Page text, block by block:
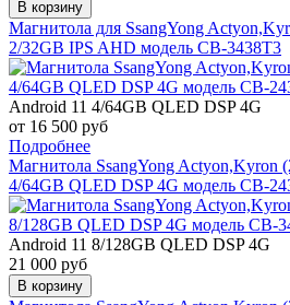
В корзину
Магнитола для SsangYong
2/32GB IPS AHD модель CB-3438T3
Android 11 4/64GB QLED DSP 4G
от 16 500 руб
Подробнее
Магнитола SsangYong Actyon,Kyron
4/64GB QLED DSP 4G модель CB-
Android 11 8/128GB QLED DSP 4G
21 000 руб
В корзину